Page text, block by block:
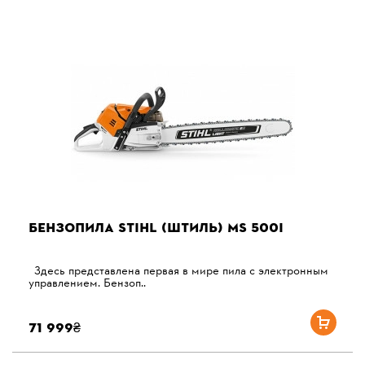
БЕНЗОПИЛА STIHL (ШТИЛЬ) MS 500I
Здесь представлена ​​первая в мире пила с электронным
управлением. Бензоп..
71 999₴